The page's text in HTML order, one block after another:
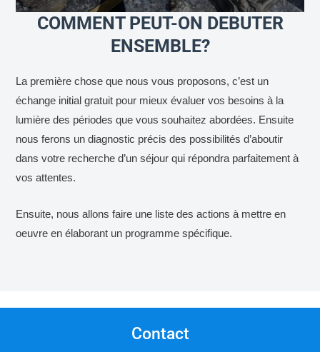
COMMENT PEUT-ON DEBUTER
ENSEMBLE?
La première chose que nous vous proposons, c’est un
échange initial gratuit pour mieux évaluer vos besoins à la
lumière des périodes que vous souhaitez abordées. Ensuite
nous ferons un diagnostic précis des possibilités d’aboutir
dans votre recherche d’un séjour qui répondra parfaitement à
vos attentes.
Ensuite, nous allons faire une liste des actions à mettre en
oeuvre en élaborant un programme spécifique.
Contact